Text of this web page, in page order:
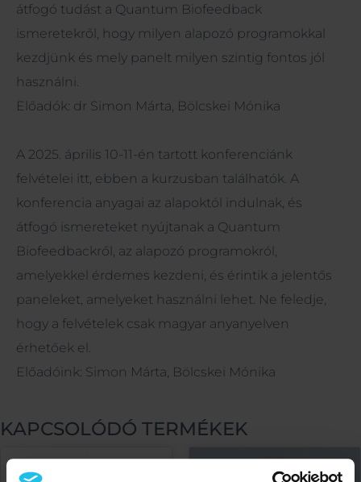
átfogó tudást a Quantum Biofeedback
ismeretekről, hogy milyen alapozó programokkal
kezdjünk és mely panelt milyen szintig fontos jól
használni.
Előadók: dr Simon Márta, Bölcskei Mónika
A 2025. április 10-11-én tartott konferenciánk
felvételei itt, ebben a kurzusban találhatók. A
konferencia anyagai az alapoktól indulnak, és
átfogó ismereteket nyújtanak a Quantum
Biofeedbackről, az alapozó programokról,
amelyekkel érdemes kezdeni, és érintik a jelentős
paneleket, amelyeket használni lehet. Ne feledje,
hogy a felvételek csak magyar anyanyelven
érhetőek el.
Előadóink: Simon Márta, Bölcskei Mónika
KAPCSOLÓDÓ TERMÉKEK